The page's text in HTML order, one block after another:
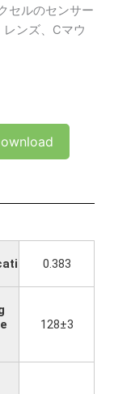
セルのセンサー
ンズ、Cマウ
0.383
128±3